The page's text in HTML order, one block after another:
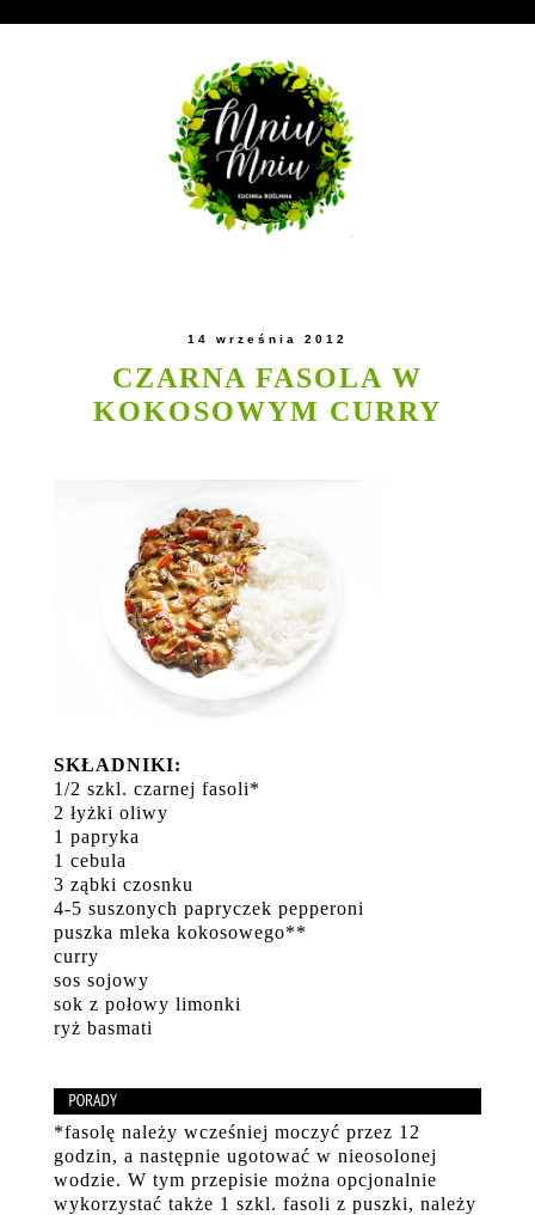
14 września 2012
CZARNA FASOLA W
KOKOSOWYM CURRY
SKŁADNIKI:
1/2 szkl. czarnej fasoli*
2 łyżki oliwy
1 papryka
1 cebula
3 ząbki czosnku
4-5 suszonych papryczek pepperoni
puszka mleka kokosowego**
curry
sos sojowy
sok z połowy limonki
ryż basmati
*fasolę należy wcześniej moczyć przez 12
godzin, a następnie ugotować w nieosolonej
wodzie. W tym przepisie można opcjonalnie
wykorzystać także 1 szkl. fasoli z puszki, należy